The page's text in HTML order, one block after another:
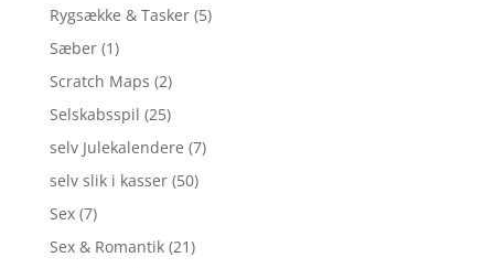
Rygsække & Tasker (5)
Sæber (1)
Scratch Maps (2)
Selskabsspil (25)
selv Julekalendere (7)
selv slik i kasser (50)
Sex (7)
Sex & Romantik (21)